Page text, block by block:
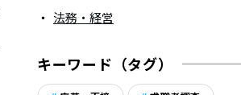
法務・経営
キーワード（タグ）